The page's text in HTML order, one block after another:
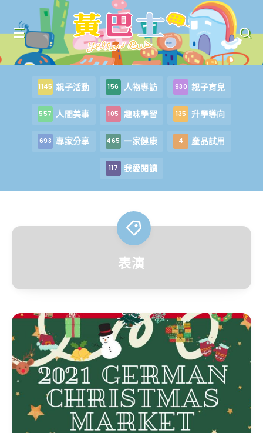
1145 親子活動 156 人物專訪 930 親子育兒
557 人間美事 105 趣味學習 135 升學導向
693 專家分享 465 一家健康 4 產品試用
117 我愛閱讀
表演